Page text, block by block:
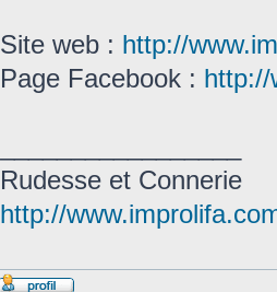
Site web : http://
Page Facebook : http://
Rudesse et Connerie
http://